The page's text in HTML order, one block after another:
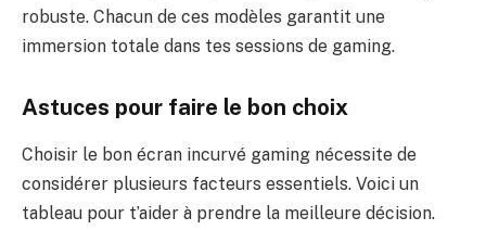
robuste. Chacun de ces modèles garantit une
immersion totale dans tes sessions de gaming.
Astuces pour faire le bon choix
Choisir le bon écran incurvé gaming nécessite de
considérer plusieurs facteurs essentiels. Voici un
tableau pour t’aider à prendre la meilleure décision.